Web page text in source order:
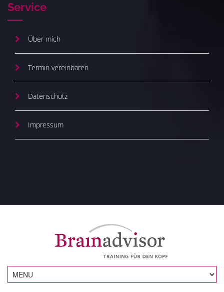
Service
Über mich
Termin vereinbaren
Datenschutz
Impressum